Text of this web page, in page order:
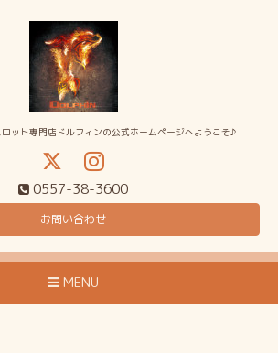
ット専門店ドルフィンの公式ホームページへようこそ♪
0557-38-3600
お問い合わせ
MENU